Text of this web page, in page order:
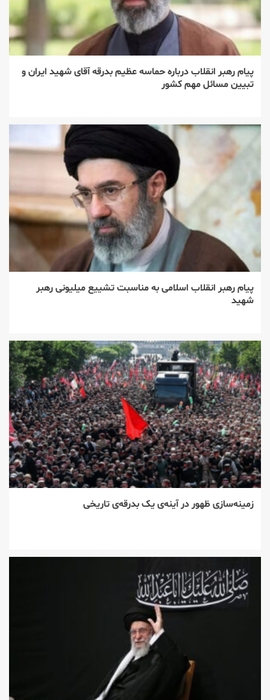
پیام رهبر انقلاب درباره حماسه عظیم بدرقه آقای شهید ایران و
تبیین مسائل مهم کشور
پیام رهبر انقلاب اسلامی به مناسبت تشییع میلیونی رهبر
شهید
زمینه‌سازی ظهور در آینه‌ی یک بدرقه‌ی تاریخی